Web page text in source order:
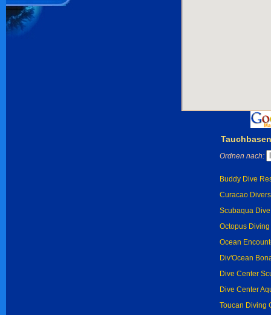
Ordnen nach:
Buddy Dive
Curacao
Scubaqua
Octopus
Ocean
Div'Ocean
Dive Center
Dive Center
Toucan Diving